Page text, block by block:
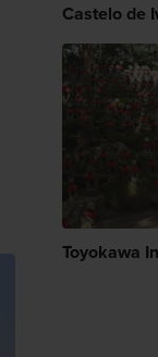
Castelo de
Toyokawa